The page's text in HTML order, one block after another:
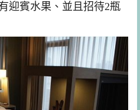
迎賓水果、並且招待2瓶